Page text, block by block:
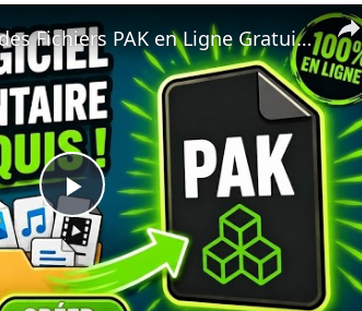
Play
Video
📦 Comment Créer des Fichiers PAK en Ligne Gratuitement | Sans Installation de Logiciel